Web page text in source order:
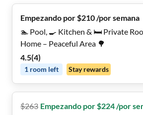
Empezando por $210 /por semana
🏊 Pool, 🍳 Kitchen & 🛏️ Private
Home – Peaceful Area 🌳
4.5(4)
1 room left Stay rewards
$263 Empezando por $224 /por